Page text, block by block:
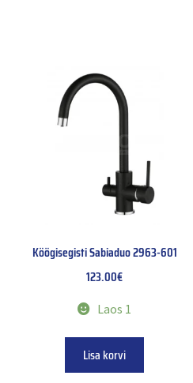
Köögisegisti Sabiaduo 2963-601
123.00€
Laos 1
Lisa korvi